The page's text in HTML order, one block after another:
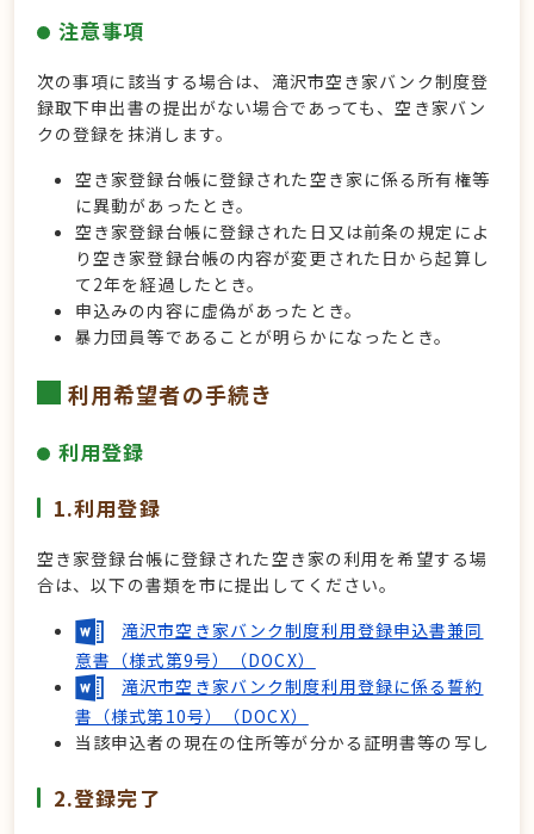
注意事項
次の事項に該当する場合は、滝沢市空き家バンク制度登
録取下申出書の提出がない場合であっても、空き家バン
クの登録を抹消します。
空き家登録台帳に登録された空き家に係る所有権等
に異動があったとき。
空き家登録台帳に登録された日又は前条の規定によ
り空き家登録台帳の内容が変更された日から起算し
て2年を経過したとき。
申込みの内容に虚偽があったとき。
暴力団員等であることが明らかになったとき。
利用希望者の手続き
利用登録
1.利用登録
空き家登録台帳に登録された空き家の利用を希望する場
合は、以下の書類を市に提出してください。
滝沢市空き家バンク制度利用登録申込書兼同
意書（様式第9号）（DOCX）
滝沢市空き家バンク制度利用登録に係る誓約
書（様式第10号）（DOCX）
当該申込者の現在の住所等が分かる証明書等の写し
2.登録完了